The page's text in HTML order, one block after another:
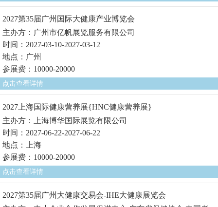
2027第35届广州国际大健康产业博览会
主办方：广州市亿帆展览服务有限公司
时间：2027-03-10-2027-03-12
地点：广州
参展费：10000-20000
点击查看详情
2027上海国际健康营养展{HNC健康营养展}
主办方：上海博华国际展览有限公司
时间：2027-06-22-2027-06-22
地点：上海
参展费：10000-20000
点击查看详情
2027第35届广州大健康交易会-IHE大健康展览会